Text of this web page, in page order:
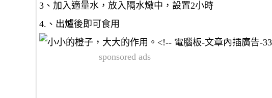
3、加入適量水，放入隔水燉中，設置2小時
4.、出爐後即可食用
sponsored ads